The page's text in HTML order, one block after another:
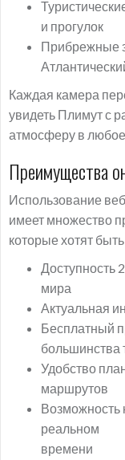
и прогулок
Прибрежные
Каждая камера
увидеть Плимут с
атмосферу в
Преимущества
Использование
имеет множество
которые хотят
Доступность
мира
Актуальная
Бесплатный
большинства
Удобство
маршрутов
Возможность
реальном
времени